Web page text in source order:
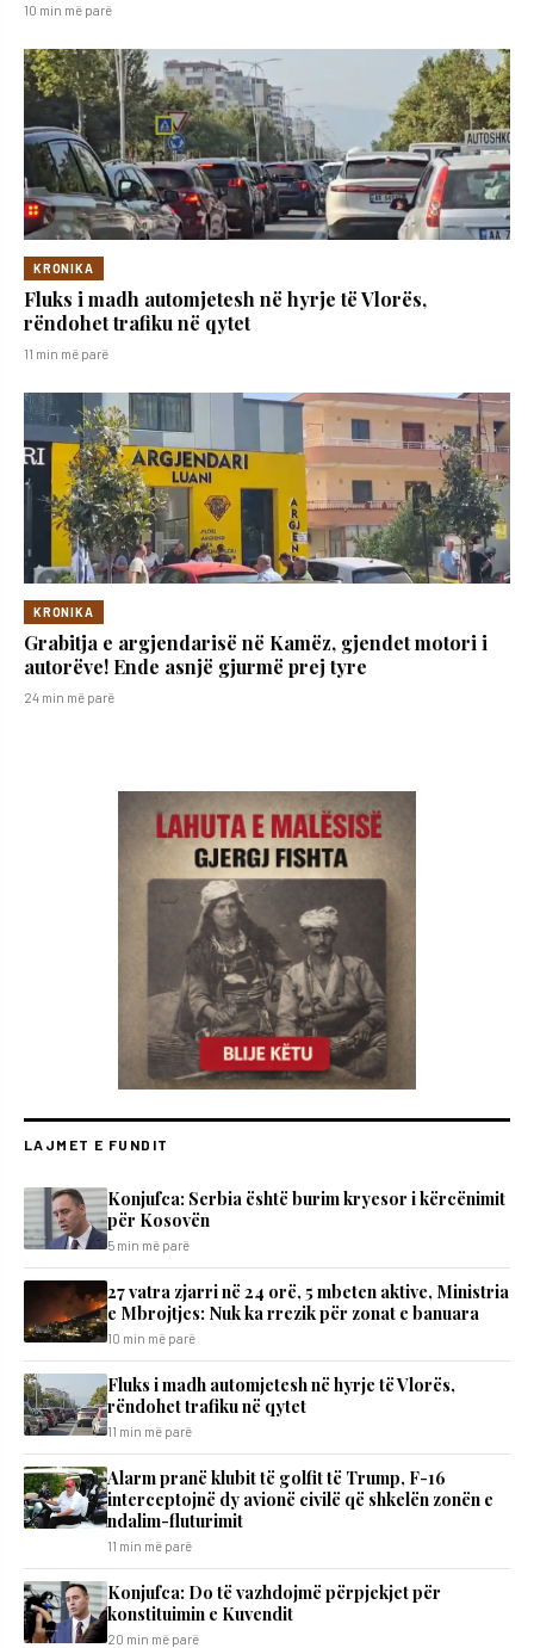
10 min më parë
KRONIKA
Fluks i madh automjetesh në hyrje të Vlorës,
rëndohet trafiku në qytet
11 min më parë
KRONIKA
Grabitja e argjendarisë në Kamëz, gjendet motori i
autorëve! Ende asnjë gjurmë prej tyre
24 min më parë
LAJMET E FUNDIT
​Konjufca: Serbia është burim kryesor i kërcënimit
për Kosovën
5 min më parë
27 vatra zjarri në 24 orë, 5 mbeten aktive, Ministria
e Mbrojtjes: Nuk ka rrezik për zonat e banuara
10 min më parë
Fluks i madh automjetesh në hyrje të Vlorës,
rëndohet trafiku në qytet
11 min më parë
Alarm pranë klubit të golfit të Trump, F-16
interceptojnë dy avionë civilë që shkelën zonën e
ndalim-fluturimit
11 min më parë
Konjufca: Do të vazhdojmë përpjekjet për
konstituimin e Kuvendit
20 min më parë